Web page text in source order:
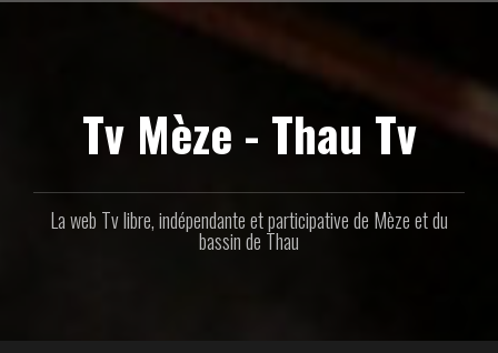
Tv Mèze - Thau Tv
La web Tv libre, indépendante et participative de Mèze et du
bassin de Thau